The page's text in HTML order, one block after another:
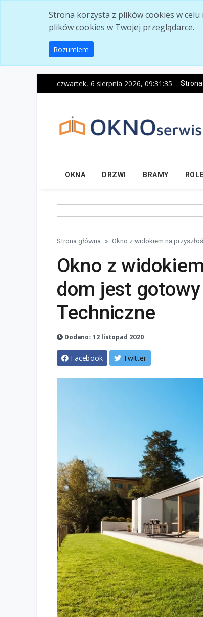
Strona korzysta z plików cookies w
plików cookies w Twojej przeglądarce.
Rozumiem
czwartek, 6 sierpnia 2026, 09:31:37 Strona
OKNA DRZWI BRAMY
Strona główna Okno z widokiem na
Okno z
dom jest
Techniczne
Dodano: 12 listopad 2020
Facebook Twitter